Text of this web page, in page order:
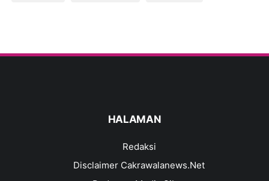
HALAMAN
Redaksi
Disclaimer Cakrawalanews.Net